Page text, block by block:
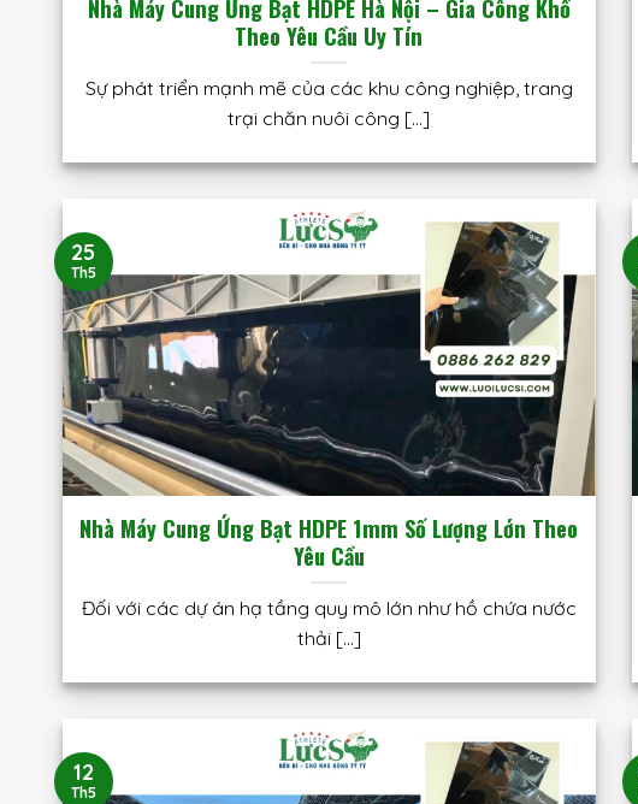
Nhà Máy Cung Ứng Bạt HDPE Hà Nội – Gia Công Khổ
Theo Yêu Cầu Uy Tín
Sự phát triển mạnh mẽ của các khu công nghiệp, trang
trại chăn nuôi công [...]
Nhà Máy Cung Ứng Bạt HDPE 1mm Số Lượng Lớn Theo
Yêu Cầu
Đối với các dự án hạ tầng quy mô lớn như hồ chứa nước
thải [...]
25
Th5
12
Th5